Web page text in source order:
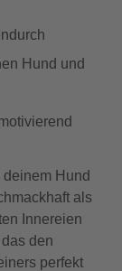
Hund und
Hund
als
Innereien
den
perfekt